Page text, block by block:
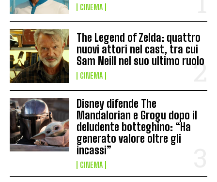
CINEMA
The Legend of Zelda: quattro
nuovi attori nel cast, tra cui
Sam Neill nel suo ultimo ruolo
CINEMA
Disney difende The
Mandalorian e Grogu dopo il
deludente botteghino: “Ha
generato valore oltre gli
incassi”
CINEMA